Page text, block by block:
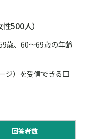
500人）
歳、60～69歳の年齢
ジ）を受信できる回
回答者数